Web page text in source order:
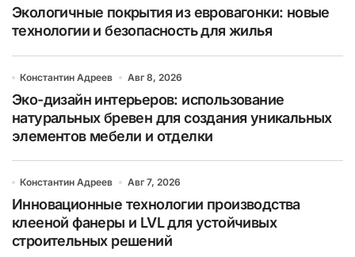
Экологичные покрытия из евровагонки: новые
технологии и безопасность для жилья
Константин Адреев Авг 8, 2026
Эко-дизайн интерьеров: использование
натуральных бревен для создания уникальных
элементов мебели и отделки
Константин Адреев Авг 7, 2026
Инновационные технологии производства
клееной фанеры и LVL для устойчивых
строительных решений